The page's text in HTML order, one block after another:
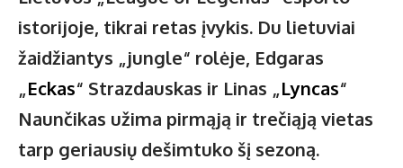
istorijoje, tikrai retas įvykis. Du lietuviai
žaidžiantys „jungle“ rolėje, Edgaras
„Eckas“ Strazdauskas ir Linas „Lyncas“
Naunčikas užima pirmąją ir trečiąją vietas
tarp geriausių dešimtuko šį sezoną.